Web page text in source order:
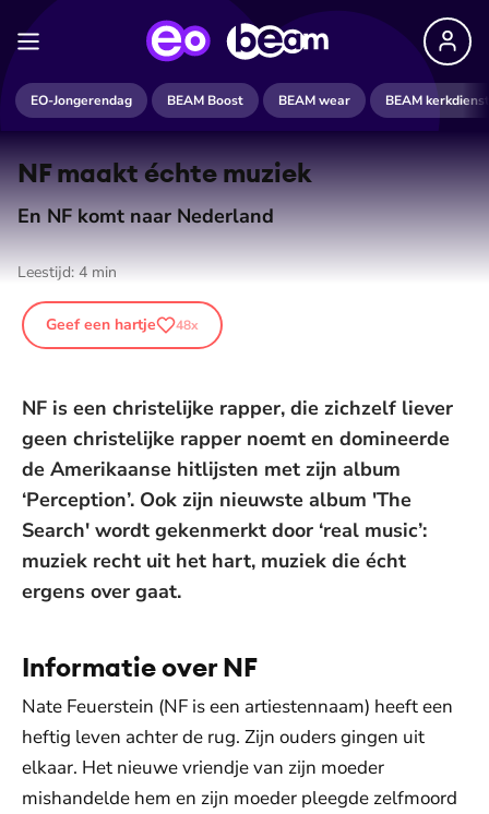
EO-Jongerendag BEAM Boost BEAM wear BEAM kerkdienst
NF maakt échte muziek
En NF komt naar Nederland
Leestijd: 4 min
Geef een hartje 48x
NF is een christelijke rapper, die zichzelf liever
geen christelijke rapper noemt en domineerde
de Amerikaanse hitlijsten met zijn album
‘Perception’. Ook zijn nieuwste album 'The
Search' wordt gekenmerkt door ‘real music’:
muziek recht uit het hart, muziek die écht
ergens over gaat.
Informatie over NF
Nate Feuerstein (NF is een artiestennaam) heeft een
heftig leven achter de rug. Zijn ouders gingen uit
elkaar. Het nieuwe vriendje van zijn moeder
mishandelde hem en zijn moeder pleegde zelfmoord